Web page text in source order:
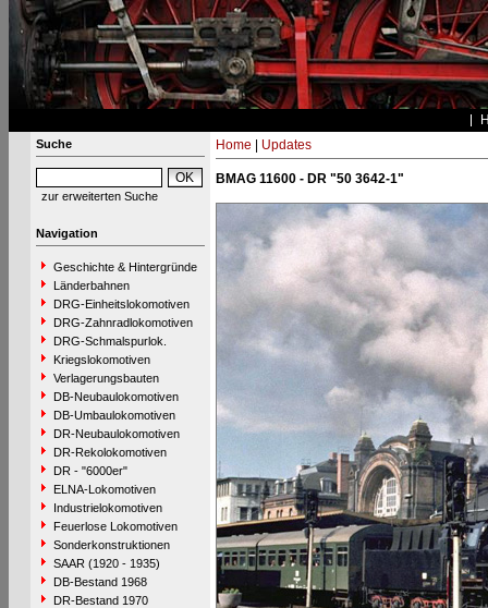
Suche
zur erweiterten Suche
Navigation
Geschichte & Hintergründe
Länderbahnen
DRG-Einheitslokomotiven
DRG-Zahnradlokomotiven
DRG-Schmalspurlok.
Kriegslokomotiven
Verlagerungsbauten
DB-Neubaulokomotiven
DB-Umbaulokomotiven
DR-Neubaulokomotiven
DR-Rekolokomotiven
DR - "6000er"
ELNA-Lokomotiven
Industrielokomotiven
Feuerlose Lokomotiven
Sonderkonstruktionen
SAAR (1920 - 1935)
DB-Bestand 1968
DR-Bestand 1970
Home Updates
BMAG 11600 - DR "50 3642-1"